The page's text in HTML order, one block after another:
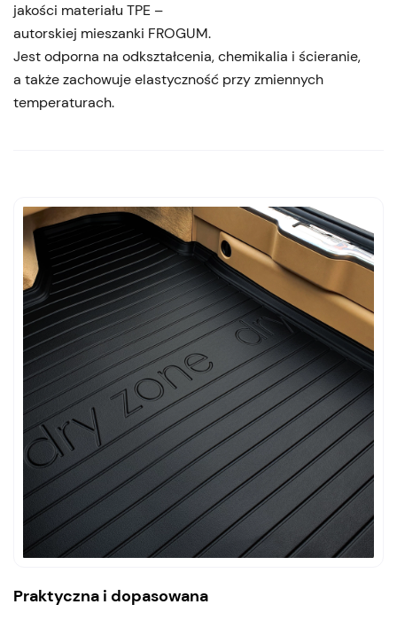
jakości materiału TPE –
autorskiej mieszanki FROGUM.
Jest odporna na odkształcenia, chemikalia i ścieranie,
a także zachowuje elastyczność przy zmiennych
temperaturach.
Praktyczna i dopasowana